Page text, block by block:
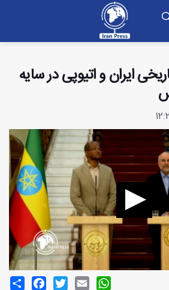
ایران و اتیوپی در سایه
Share
FacebookTwitterEmail
WhatsApp